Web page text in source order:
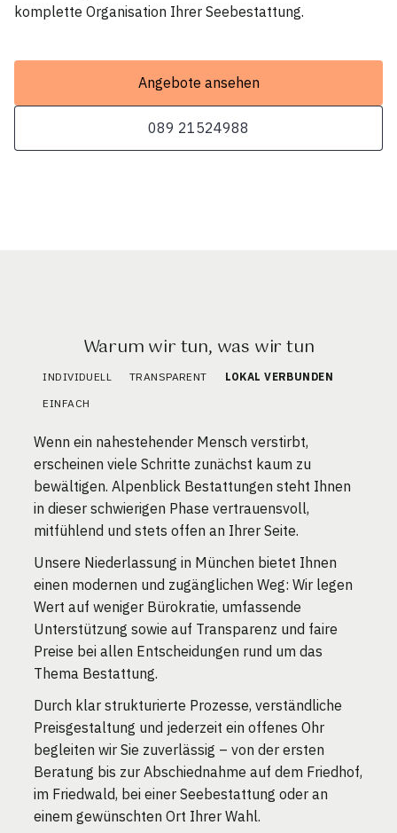
komplette Organisation Ihrer Seebestattung.
Angebote ansehen
089 21524988
Warum wir tun, was wir tun
INDIVIDUELL TRANSPARENT LOKAL VERBUNDEN
EINFACH
Wenn ein nahestehender Mensch verstirbt,
erscheinen viele Schritte zunächst kaum zu
bewältigen. Alpenblick Bestattungen steht Ihnen
in dieser schwierigen Phase vertrauensvoll,
mitfühlend und stets offen an Ihrer Seite.
Unsere Niederlassung in München bietet Ihnen
einen modernen und zugänglichen Weg: Wir legen
Wert auf weniger Bürokratie, umfassende
Unterstützung sowie auf Transparenz und faire
Preise bei allen Entscheidungen rund um das
Thema Bestattung.
Durch klar strukturierte Prozesse, verständliche
Preisgestaltung und jederzeit ein offenes Ohr
begleiten wir Sie zuverlässig – von der ersten
Beratung bis zur Abschiednahme auf dem Friedhof,
im Friedwald, bei einer Seebestattung oder an
einem gewünschten Ort Ihrer Wahl.